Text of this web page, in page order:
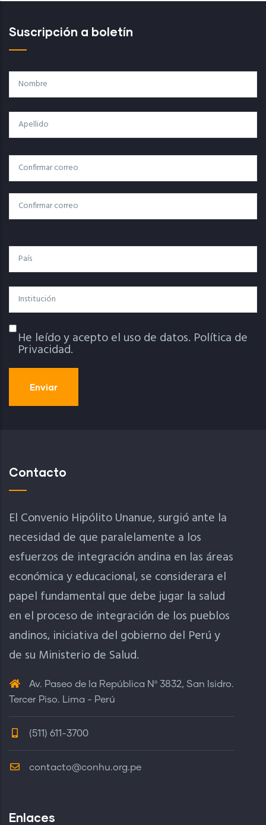
Suscripción a boletín
Nombre
Apellido
Correo
Electrónico
Correo Electrónico
Confirmar Correo
País
Institución
Política De Privacidad
He leído y acepto el uso de datos. Política de
Privacidad.
Contacto
El Convenio Hipólito Unanue, surgió ante la
necesidad de que paralelamente a los
esfuerzos de integración andina en las áreas
económica y educacional, se considerara el
papel fundamental que debe jugar la salud
en el proceso de integración de los pueblos
andinos, iniciativa del gobierno del Perú y
de su Ministerio de Salud.
Av. Paseo de la República Nº 3832, San Isidro.
Tercer Piso. Lima - Perú
(511) 611-3700
contacto@conhu.org.pe
Enlaces